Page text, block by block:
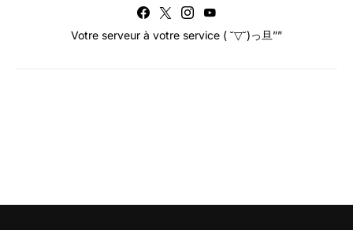
Votre serveur à votre service ( ˘▽˘)っ旦””